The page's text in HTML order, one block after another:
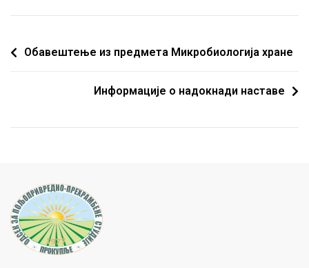
Обавештење из предмета Микробиологија хране
Информације о надокнади наставе